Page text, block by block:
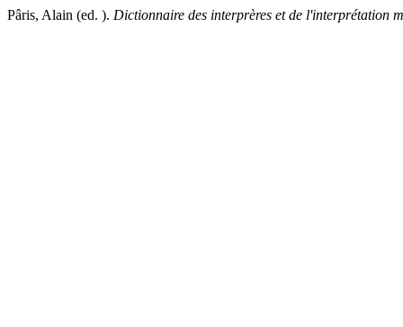
Pâris, Alain (ed. ). Dictionnaire des interprères et de l'interprétation